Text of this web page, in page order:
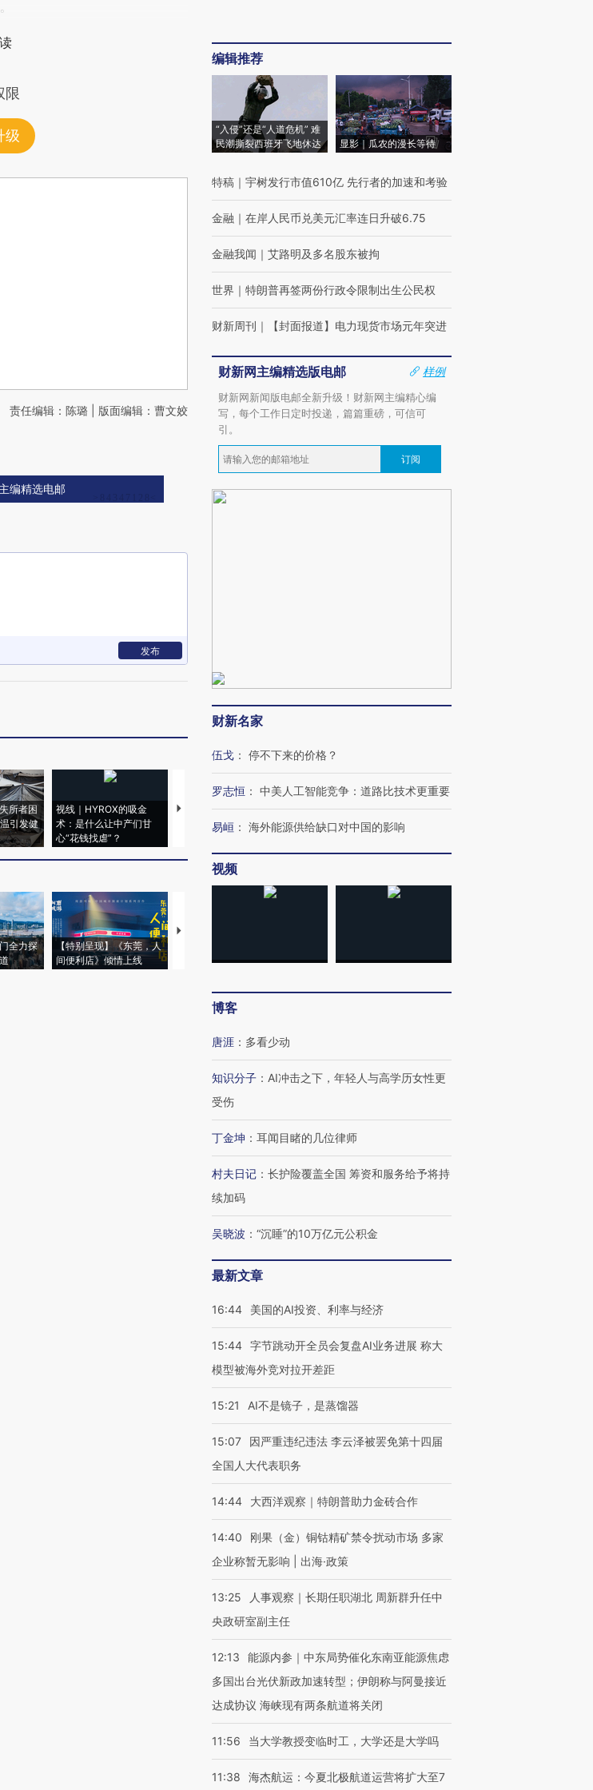
限
级
责任编辑：陈璐 | 版面编辑：曹文姣
编精选电邮
发布
所者困
引发健
视线｜HYROX的吸金
术：是什么让中产们甘
心“花钱找虐”？
马航飞行员跨国走私7万
粒摇头丸 尿检体内含3种
视线｜被称为“蟑螂”的印
度Z世代 用街头抗争将教
视线｜“入侵”还是“人道危
全力探
【特别呈现】《东莞，人
间便利店》倾情上线
【推广】走进第四届链博
有意思的生活方式·第三对
住三大增长引擎是什么？
编辑推荐
“入侵”还是“人道危机” 难
民潮撕裂西班牙飞地休达
显影｜瓜农的漫长等待
特稿 ｜ 宇树发行市值610亿 先行者的加速和考验
金融 ｜ 在岸人民币兑美元汇率连日升破6.75
金融我闻 ｜ 艾路明及多名股东被拘
世界 ｜ 特朗普再签两份行政令限制出生公民权
财新周刊 ｜ 【封面报道】电力现货市场元年突进
财新网主编精选版电邮
样例
财新网新闻版电邮全新升级！财新网主编精心编
写，每个工作日定时投递，篇篇重磅，可信可
引。
订阅
财新名家
伍戈 ： 停不下来的价格？
罗志恒 ： 中美人工智能竞争：道路比技术更重要
易峘 ： 海外能源供给缺口对中国的影响
视频
博客
唐涯 ： 多看少动
知识分子 ： AI冲击之下，年轻人与高学历女性更
受伤
丁金坤 ： 耳闻目睹的几位律师
村夫日记 ： 长护险覆盖全国 筹资和服务给予将持
续加码
吴晓波 ： “沉睡”的10万亿元公积金
最新文章
16:44 美国的AI投资、利率与经济
15:44 字节跳动开全员会复盘AI业务进展 称大
模型被海外竞对拉开差距
15:21 AI不是镜子，是蒸馏器
15:07
因严重违纪违法 李云泽被罢免第十四届
全国人大代表职务
14:44 大西洋观察｜特朗普助力金砖合作
14:40
刚果（金）铜钴精矿禁令扰动市场 多家
企业称暂无影响 | 出海·政策
13:25
人事观察｜长期任职湖北 周新群升任中
央政研室副主任
12:13
能源内参｜中东局势催化东南亚能源焦虑
多国出台光伏新政加速转型；伊朗称与阿曼接近
达成协议 海峡现有两条航道将关闭
11:56 当大学教授变临时工，大学还是大学吗
11:38 海杰航运：今夏北极航道运营将扩大至7